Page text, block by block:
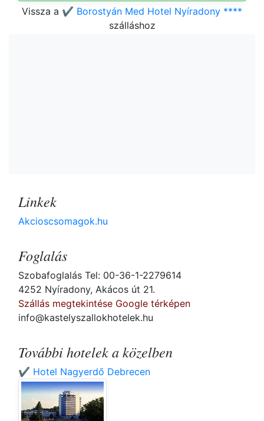
Vissza a ✔️ Borostyán Med Hotel Nyíradony ****
szálláshoz
Linkek
Akcioscsomagok.hu
Foglalás
Szobafoglalás Tel: 00-36-1-2279614
4252 Nyíradony, Akácos út 21.
Szállás megtekintése Google térképen
info@kastelyszallokhotelek.hu
További hotelek a közelben
✔️ Hotel Nagyerdő Debrecen